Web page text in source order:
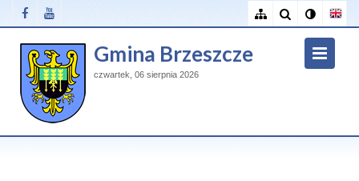
Gmina Brzeszcze
czwartek, 06 sierpnia 2026